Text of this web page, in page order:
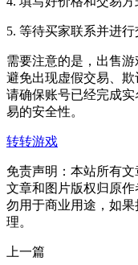
5. 等待买家联系并进行
需要注意的是，出售
避免出现虚假交易、欺
请确保账号已经完成
易的安全性。
转转游戏
免责声明：本站所有
文章和图片版权归原
勿用于商业用途，如
理。
上一篇